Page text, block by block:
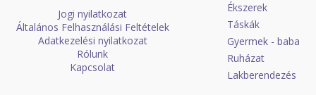
Jogi nyilatkozat
Általános Felhasználási Feltételek
Adatkezelési nyilatkozat
Rólunk
Kapcsolat
Ékszerek
Táskák
Gyermek - baba
Ruházat
Lakberendezés